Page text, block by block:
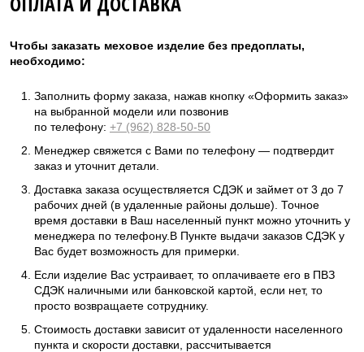
Чтобы заказать меховое изделие без предоплаты,
необходимо:
Заполнить форму заказа, нажав кнопку «Оформить заказ»
на выбранной модели или позвонив
по телефону: +7 (962) 828-50-50
Менеджер свяжется с Вами по телефону — подтвердит
заказ и уточнит детали.
Доставка заказа осуществляется СДЭК и займет от 3 до 7
рабочих дней (в удаленные районы дольше). Точное
время доставки в Ваш населенный пункт можно уточнить у
менеджера по телефону.В Пункте выдачи заказов СДЭК у
Вас будет возможность для примерки.
Если изделие Вас устраивает, то оплачиваете его в ПВЗ
СДЭК наличными или банковской картой, если нет, то
просто возвращаете сотруднику.
Стоимость доставки зависит от удаленности населенного
пункта и скорости доставки, рассчитывается